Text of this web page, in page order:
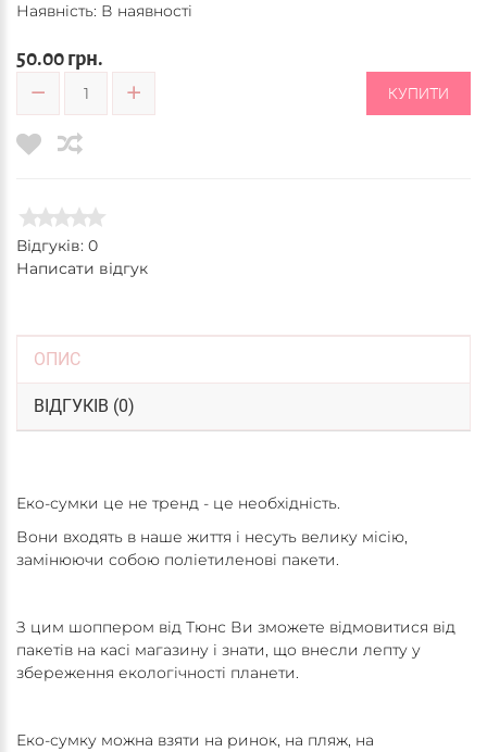
Наявність: В наявності
50.00 грн.
КУПИТИ
Відгуків: 0
Написати відгук
ОПИС
ВІДГУКІВ (0)
Еко-сумки це не тренд - це необхідність.
Вони входять в наше життя і несуть велику місію,
замінюючи собою поліетиленові пакети.
З цим шоппером від Тюнс Ви зможете відмовитися від
пакетів на касі магазину і знати, що внесли лепту у
збереження екологічності планети.
Еко-сумку можна взяти на ринок, на пляж, на